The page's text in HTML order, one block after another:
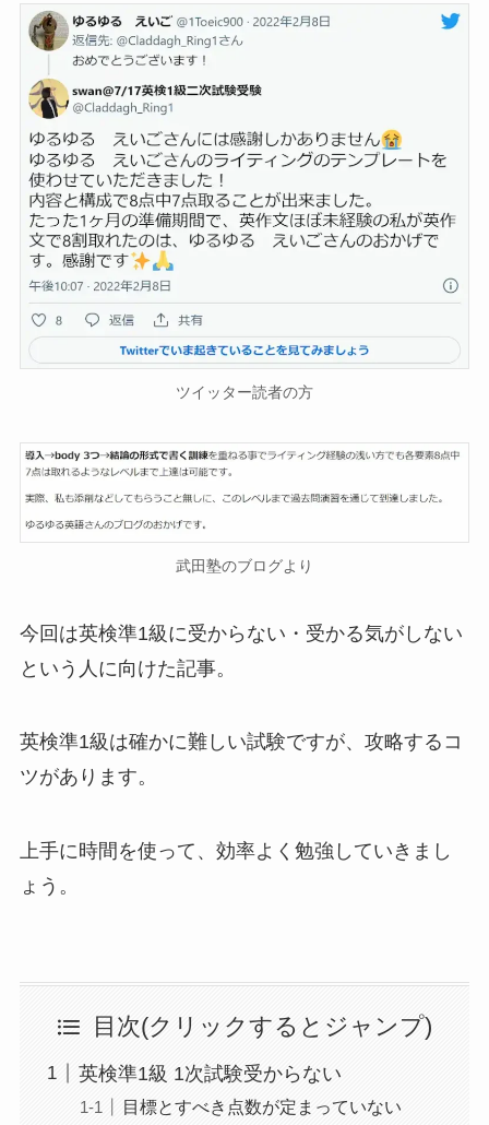
ツイッター読者の方
武田塾のブログより
今回は英検準1級に受からない・受かる気がしない
という人に向けた記事。
英検準1級は確かに難しい試験ですが、攻略するコ
ツがあります。
上手に時間を使って、効率よく勉強していきまし
ょう。
目次(クリックするとジャンプ)
英検準1級 1次試験受からない
目標とすべき点数が定まっていない